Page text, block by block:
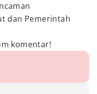
dan Pemerintah
komentar!